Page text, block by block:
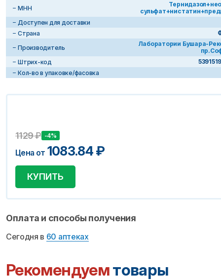
МНН
Доступен для доставки
Страна
Производитель
Лаборатории Бушара-
Штрих-код
Кол-во в упаковке/фасовка
1129₽ -4%
Цена от 1083.84₽
КУПИТЬ
Оплата и способы получения
Сегодня в 60 аптеках
Рекомендуемтовары